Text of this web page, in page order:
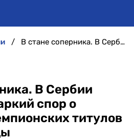
В стане соперника. В Сербии разгорелся жаркий спор о количестве чемпионских титулов Црвены Звезды
В Сербии
спор о
титулов